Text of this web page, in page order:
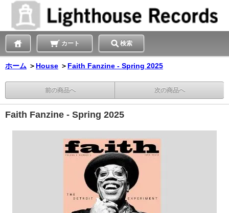
カート 検索
ホーム ＞ House ＞ Faith Fanzine - Spring 2025
前の商品へ 次の商品へ
Faith Fanzine - Spring 2025